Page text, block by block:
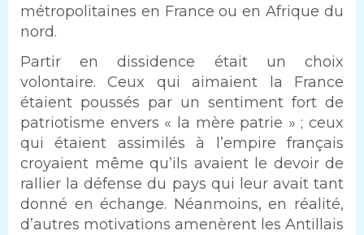
métropolitaines en France ou en Afrique du
nord.
Partir en dissidence était un choix
volontaire. Ceux qui aimaient la France
étaient poussés par un sentiment fort de
patriotisme envers « la mère patrie » ; ceux
qui étaient assimilés à l’empire français
croyaient même qu’ils avaient le devoir de
rallier la défense du pays qui leur avait tant
donné en échange. Néanmoins, en réalité,
d’autres motivations amenèrent les Antillais